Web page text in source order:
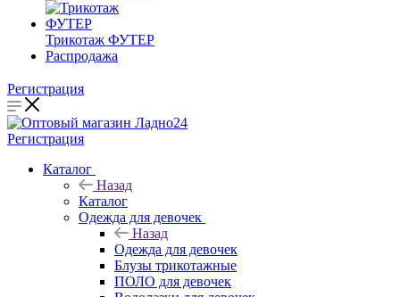
Трикотаж ФУТЕР
Распродажа
Регистрация
Регистрация
Каталог
Назад
Каталог
Одежда для девочек
Назад
Одежда для девочек
Блузы трикотажные
ПОЛО для девочек